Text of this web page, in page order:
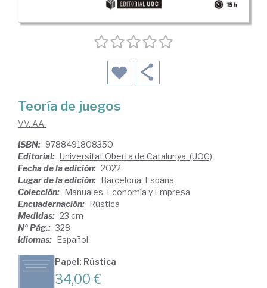
Teoría de juegos
VV. AA.
ISBN: 9788491808350
Editorial: Universitat Oberta de Catalunya. (UOC)
Fecha de la edición: 2022
Lugar de la edición: Barcelona. España
Colección: Manuales. Economía y Empresa
Encuadernación: Rústica
Medidas: 23 cm
Nº Pág.: 328
Idiomas: Español
Papel: Rústica
34,00 €